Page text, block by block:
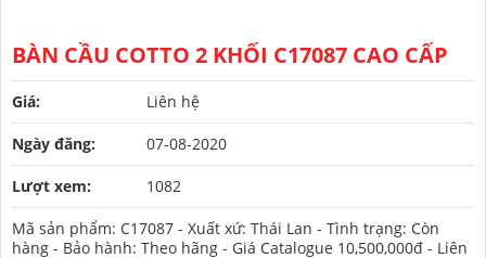
BÀN CẦU COTTO 2 KHỐI C17087 CAO CẤP
Giá: Liên hệ
Ngày đăng: 07-08-2020
Lượt xem: 1082
Mã sản phẩm: C17087 - Xuất xứ: Thái Lan - Tình trạng: Còn
hàng - Bảo hành: Theo hãng - Giá Catalogue 10,500,000đ - Liên